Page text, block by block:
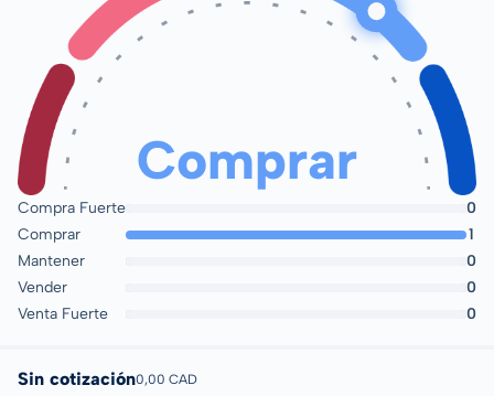
Comprar
Compra Fuerte
Comprar
Mantener
Vender
Venta Fuerte
0
1
0
0
0
Sin cotización0,00 CAD